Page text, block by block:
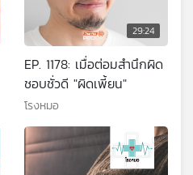
29:24
EP. 1178: เมื่อต่อมสำนึกผิด
ชอบชั่วดี "ผิดเพี้ยน"
โรงหมอ